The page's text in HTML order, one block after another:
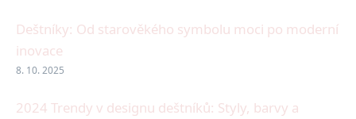
Deštníky: Od starověkého symbolu moci po moderní
inovace
8. 10. 2025
2024 Trendy v designu deštníků: Styly, barvy a